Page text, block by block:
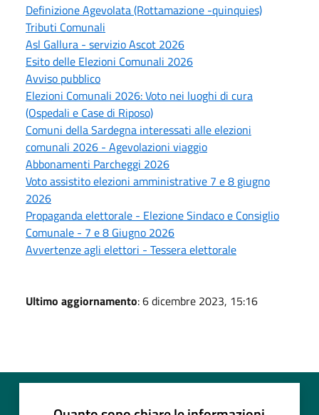
Definizione Agevolata (Rottamazione -quinquies)
Tributi Comunali
Asl Gallura - servizio Ascot 2026
Esito delle Elezioni Comunali 2026
Avviso pubblico
Elezioni Comunali 2026: Voto nei luoghi di cura
(Ospedali e Case di Riposo)
Comuni della Sardegna interessati alle elezioni
comunali 2026 - Agevolazioni viaggio
Abbonamenti Parcheggi 2026
Voto assistito elezioni amministrative 7 e 8 giugno
2026
Propaganda elettorale - Elezione Sindaco e Consiglio
Comunale - 7 e 8 Giugno 2026
Avvertenze agli elettori - Tessera elettorale
Ultimo aggiornamento: 6 dicembre 2023, 15:16